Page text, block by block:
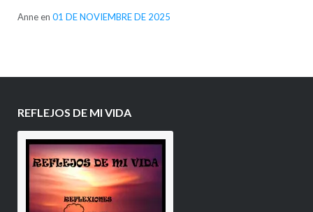
Anneen 01 DE NOVIEMBRE DE 2025
REFLEJOS DE MI VIDA